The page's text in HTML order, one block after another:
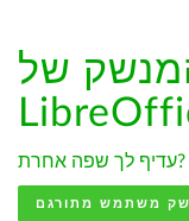
של
עדיף לך שפה אחרת?
משתמש מתורגם